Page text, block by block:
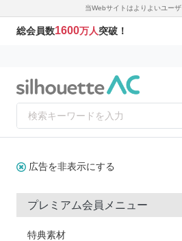
当Webサイトはよりよいユー
総会員数1600万人突破！
広告を非表示にする
プレミアム会員メニュー
特典素材